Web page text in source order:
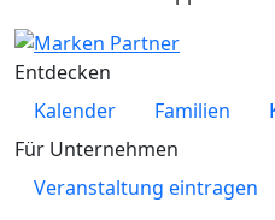
Entdecken
Kalender
Familien
Für Unternehmen
Veranstaltung eintragen